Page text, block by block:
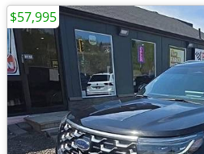
$57,995